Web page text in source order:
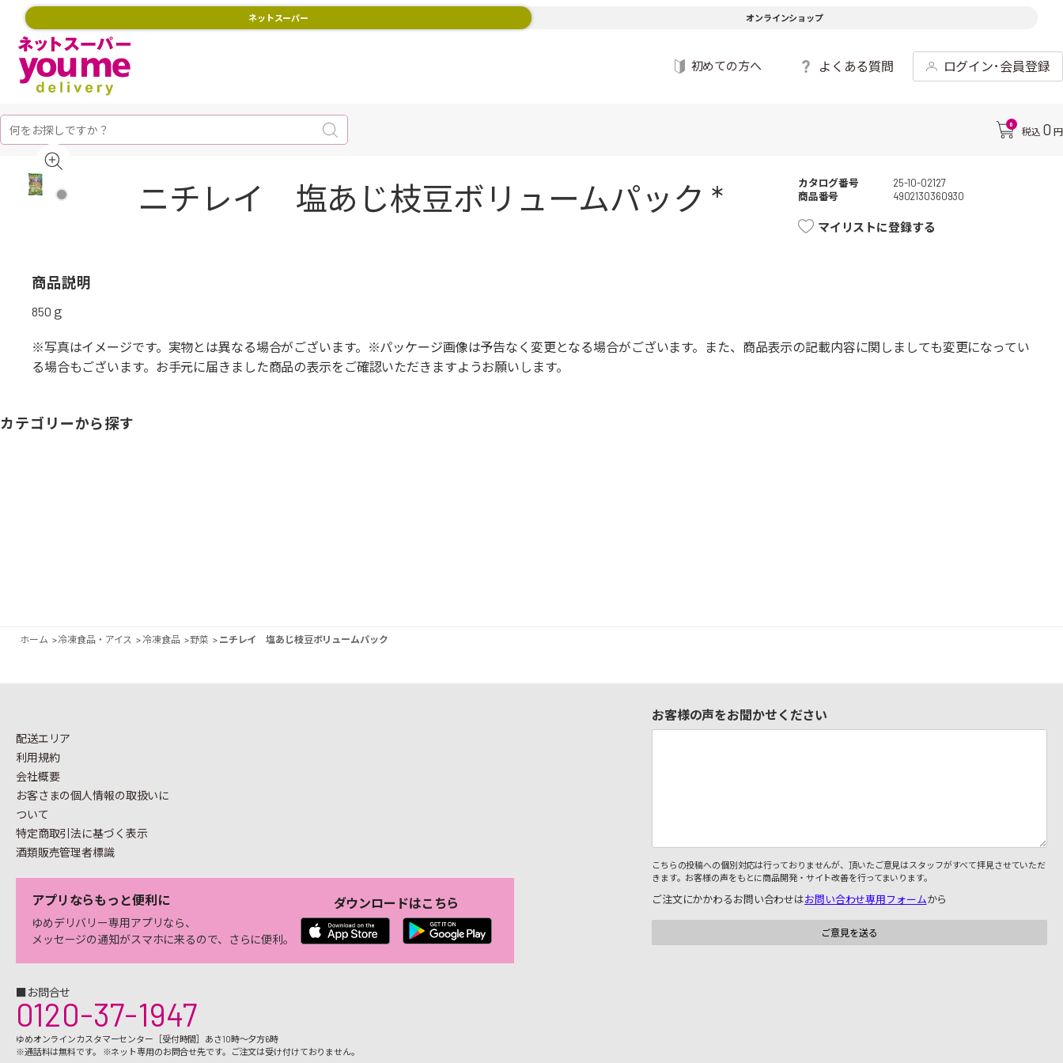
ネットスーパー オンラインショップ
初めての方へ よくある質問 ログイン･会員登録
0
税込 0 円
ニチレイ 塩あじ枝豆ボリュームパック * カタログ番号
25-10-02127
商品番号
4902130360930
マイリストに登録する
商品説明
850ｇ
※写真はイメージです。実物とは異なる場合がございます。※パッケージ画像は予告なく変更となる場合がございます。また、商品表示の記載内容に関しましても変更になってい
る場合もございます。お手元に届きました商品の表示をご確認いただきますようお願いします。
カテゴリーから探す
ホーム >冷凍食品・アイス > 冷凍食品 >野菜 > ニチレイ 塩あじ枝豆ボリュームパック
配送エリア
利用規約
会社概要
お客さまの個人情報の取扱いに
ついて
特定商取引法に基づく表示
酒類販売管理者標識
アプリならもっと便利に
ゆめデリバリー専用アプリなら、
メッセージの通知がスマホに来るので、さらに便利。
ダウンロードはこちら
■お問合せ
0120-37-1947
ゆめオンラインカスタマーセンター［受付時間］あさ10時～夕方6時
※通話料は無料です。 ※ネット専用のお問合せ先です。ご注文は受け付けておりません。
お客様の声をお聞かせください
こちらの投稿への個別対応は行っておりませんが、頂いたご意見はスタッフがすべて拝見させていただ
きます。お客様の声をもとに商品開発・サイト改善を行ってまいります。
ご注文にかかわるお問い合わせはお問い合わせ専用フォームから